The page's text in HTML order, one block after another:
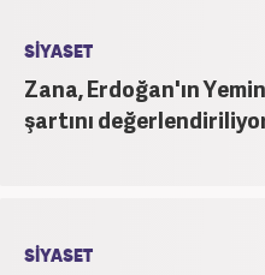
SİYASET
Zana, Erdoğan'ın Yemin
şartını
SİYASET